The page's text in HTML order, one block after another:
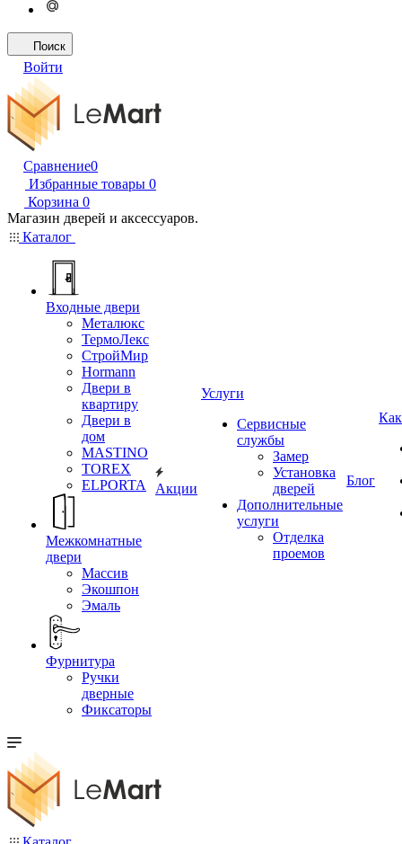
Поиск
Войти
Сравнение0
Избранные товары 0
Корзина 0
Магазин дверей и аксессуаров.
Каталог
Входные двери
Металюкс
ТермоЛекс
СтройМир
Hormann
Двери в
квартиру
Двери в
дом
MASTINO
TOREX
ELPORTA
Межкомнатные
двери
Массив
Экошпон
Эмаль
Фурнитура
Ручки
дверные
Фиксаторы
Акции
Услуги
Сервисные
службы
Замер
Установка
дверей
Дополнительные
услуги
Отделка
проемов
Блог